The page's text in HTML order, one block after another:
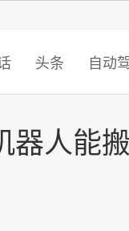
智猩猩
头条 自动
器人能